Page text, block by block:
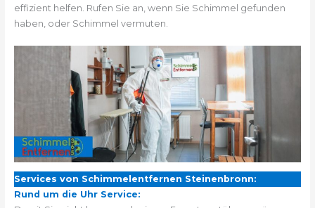
effizient helfen. Rufen Sie an, wenn Sie Schimmel gefunden
haben, oder Schimmel vermuten.
Services von Schimmelentfernen Steinenbronn:
Rund um die Uhr Service: